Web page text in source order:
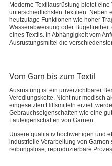
Moderne Textilausrüstung bietet
unterschiedlichsten Textilien. Neben
heutzutage Funktionen wie hoher
Wasserabweisung oder
eines Textils. In Abhängigkeit vom
Ausrüstungsmittel die
Vom Garn bis zum Textil
Ausrüstung ist ein unverzichtbarer
Veredlungskette. Nicht nur modisch
eingesetzten Hilfsmitteln erzielt
Gebrauchseigenschaften wie eine
Laufeigenschaften von Garnen.
Unsere qualitativ hochwertigen und
industrielle Verarbeitung von
reibungslose, reproduzierbare